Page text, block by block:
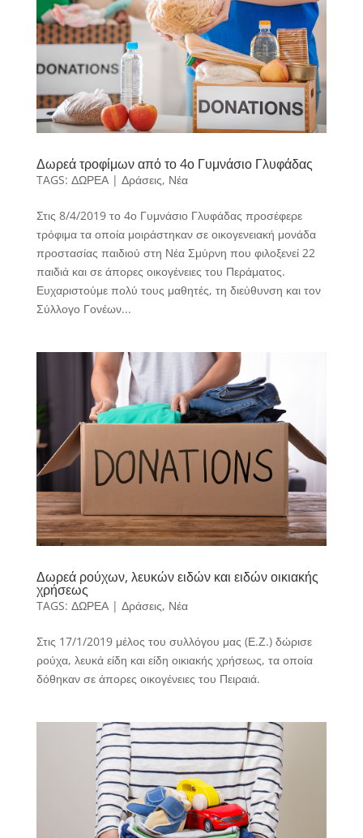
Δωρεά τροφίμων από το 4ο Γυμνάσιο Γλυφάδας
TAGS: ΔΩΡΕΑ| Δράσεις, Νέα
Στις 8/4/2019 το 4ο Γυμνάσιο Γλυφάδας προσέφερε
τρόφιμα τα οποία μοιράστηκαν σε οικογενειακή μονάδα
προστασίας παιδιού στη Νέα Σμύρνη που φιλοξενεί 22
παιδιά και σε άπορες οικογένειες του Περάματος.
Ευχαριστούμε πολύ τους μαθητές, τη διεύθυνση και τον
Σύλλογο Γονέων...
Δωρεά ρούχων, λευκών ειδών και ειδών οικιακής
χρήσεως
TAGS: ΔΩΡΕΑ| Δράσεις, Νέα
Στις 17/1/2019 μέλος του συλλόγου μας (Ε.Ζ.) δώρισε
ρούχα, λευκά είδη και είδη οικιακής χρήσεως, τα οποία
δόθηκαν σε άπορες οικογένειες του Πειραιά.